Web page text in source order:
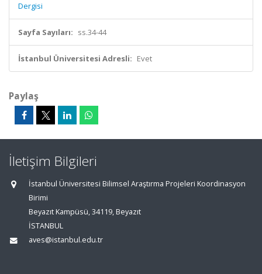
Dergisi
Sayfa Sayıları: ss.34-44
İstanbul Üniversitesi Adresli: Evet
Paylaş
İletişim Bilgileri
İstanbul Üniversitesi Bilimsel Araştırma Projeleri Koordinasyon
Birimi
Beyazıt Kampüsü, 34119, Beyazıt
İSTANBUL
aves@istanbul.edu.tr